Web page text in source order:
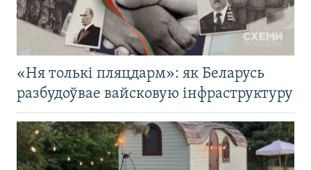
«Ня толькі пляцдарм»: як Беларусь
разбудоўвае вайсковую інфраструктуру